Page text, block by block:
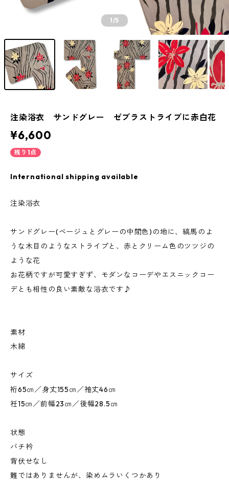
1/5
注染浴衣 サンドグレー ゼブラストライプに赤白花
¥6,600
残り1点
International shipping available
注染浴衣
サンドグレー(ベージュとグレーの中間色)の地に、縞馬のよ
うな木目のようなストライプと、赤とクリーム色のツツジの
ような花
お花柄ですが可愛すぎず、モダンなコーデやエスニックコー
デとも相性の良い素敵な浴衣です♪
素材
木綿
サイズ
裄65㎝／身丈155㎝／袖丈46㎝
衽15㎝／前幅23㎝／後幅28.5㎝
状態
バチ衿
背伏せなし
難ではありませんが、染めムラいくつかあり